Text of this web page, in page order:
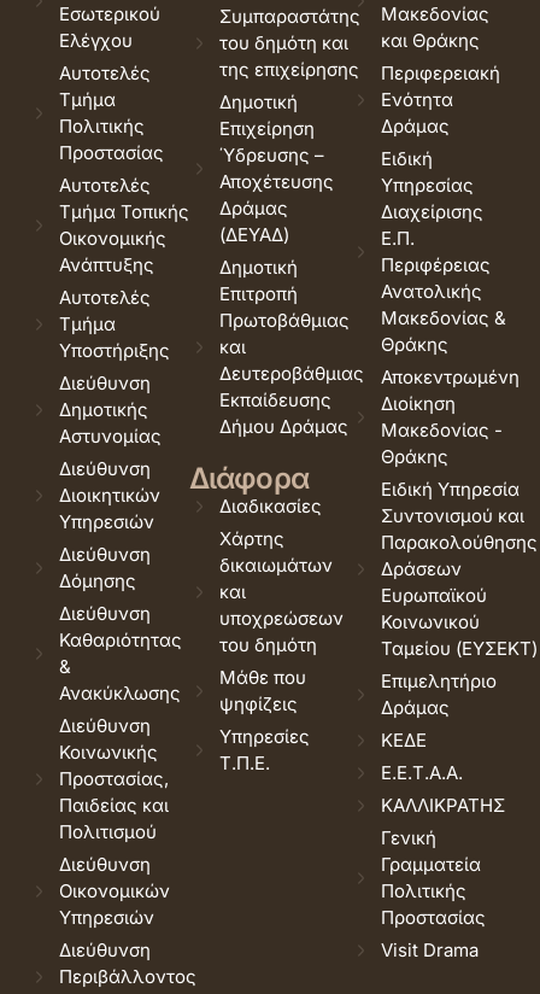
Εσωτερικού
Ελέγχου
Αυτοτελές
Τμήμα
Πολιτικής
Προστασίας
Αυτοτελές
Τμήμα Τοπικής
Οικονομικής
Ανάπτυξης
Αυτοτελές
Τμήμα
Υποστήριξης
Διεύθυνση
Δημοτικής
Αστυνομίας
Διεύθυνση
Διοικητικών
Υπηρεσιών
Διεύθυνση
Δόμησης
Διεύθυνση
Καθαριότητας
&
Ανακύκλωσης
Διεύθυνση
Κοινωνικής
Προστασίας,
Παιδείας και
Πολιτισμού
Διεύθυνση
Οικονομικών
Υπηρεσιών
Διεύθυνση
Περιβάλλοντος
Συμπαραστάτης
του δημότη και
της επιχείρησης
Δημοτική
Επιχείρηση
Ύδρευσης –
Αποχέτευσης
Δράμας
(ΔΕΥΑΔ)
Δημοτική
Επιτροπή
Πρωτοβάθμιας
και
Δευτεροβάθμιας
Εκπαίδευσης
Δήμου Δράμας
Διάφορα
Διαδικασίες
Χάρτης
δικαιωμάτων
και
υποχρεώσεων
του δημότη
Μάθε που
ψηφίζεις
Υπηρεσίες
Τ.Π.Ε.
Μακεδονίας
και Θράκης
Περιφερειακή
Ενότητα
Δράμας
Ειδική
Υπηρεσίας
Διαχείρισης
Ε.Π.
Περιφέρειας
Ανατολικής
Μακεδονίας &
Θράκης
Αποκεντρωμένη
Διοίκηση
Μακεδονίας -
Θράκης
Ειδική Υπηρεσία
Συντονισμού και
Παρακολούθησης
Δράσεων
Ευρωπαϊκού
Κοινωνικού
Ταμείου (ΕΥΣΕΚΤ)
Επιμελητήριο
Δράμας
ΚΕΔΕ
Ε.Ε.Τ.Α.Α.
ΚΑΛΛΙΚΡΑΤΗΣ
Γενική
Γραμματεία
Πολιτικής
Προστασίας
Visit Drama